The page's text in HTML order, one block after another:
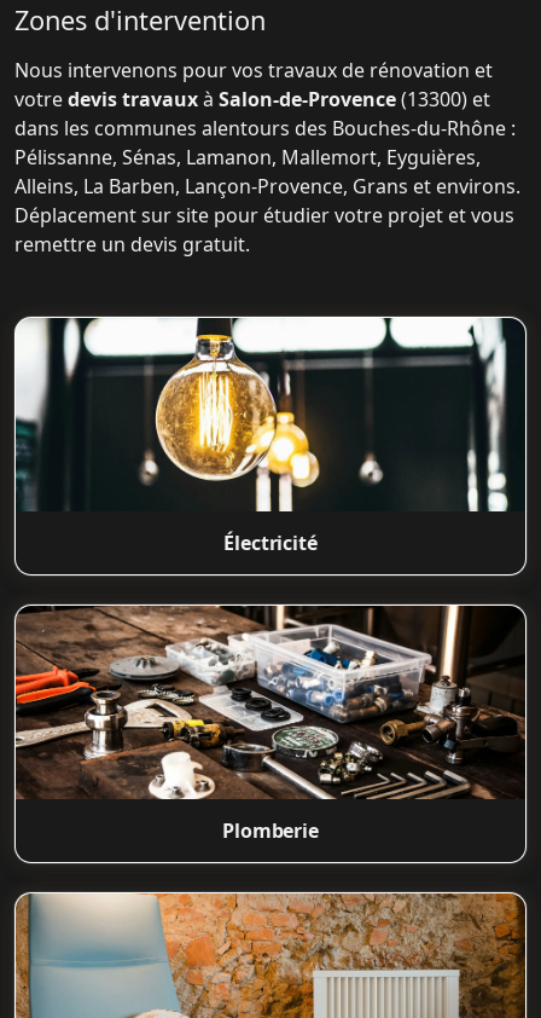
Zones d'intervention
Nous intervenons pour vos travaux de rénovation et
votredevis travauxà Salon-de-Provence(13300) et
dans les communes alentours des Bouches-du-Rhône :
Pélissanne, Sénas, Lamanon, Mallemort, Eyguières,
Alleins, La Barben, Lançon-Provence, Grans et environs.
Déplacement sur site pour étudier votre projet et vous
remettre un devis gratuit.
Électricité
Plomberie